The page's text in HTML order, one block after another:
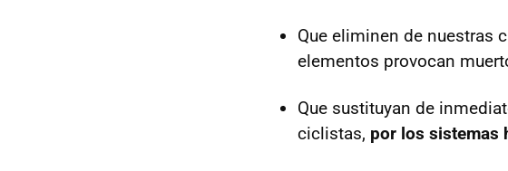
Que eliminen de nuestras
elementos provocan
Que sustituyan de
ciclistas, por los sistemas